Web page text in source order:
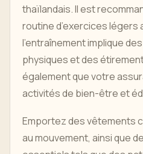
thaïlandais. Il est
routine d’exercices
l’entraînement implique
physiques et des
également que votre
activités de bien-être et
Emportez des vêtements
au mouvement, ainsi que